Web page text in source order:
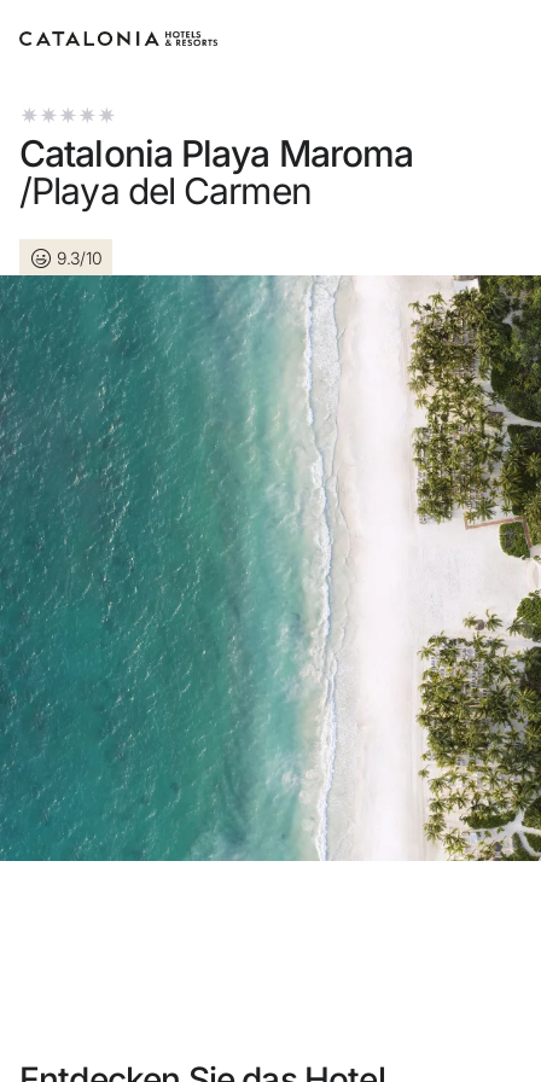
LOGIN
Passwort
oder verwenden Sie eine der
Mit Google
Sitzung nur mit E-Mail-
Sie haben sich noch nicht registriert ?
Konto anlegen
Genießen Sie die Vorteile als Mitglied
Bester Preis garantiert
Kostenlose Stornierung
Catalonia Playa Maroma
/Playa del Carmen
9.3/10